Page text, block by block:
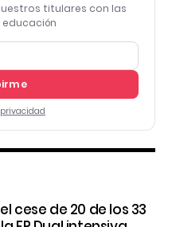
titulares con las
cese de 20 de los 33